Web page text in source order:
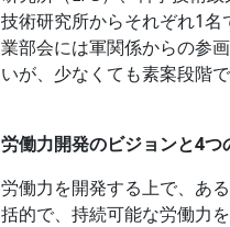
技術研究所からそれぞれ1
業部会には軍関係からの参
いが、少なくても素案段階
労働力開発のビジョンと4つ
労働力を開発する上で、あ
括的で、持続可能な労働力